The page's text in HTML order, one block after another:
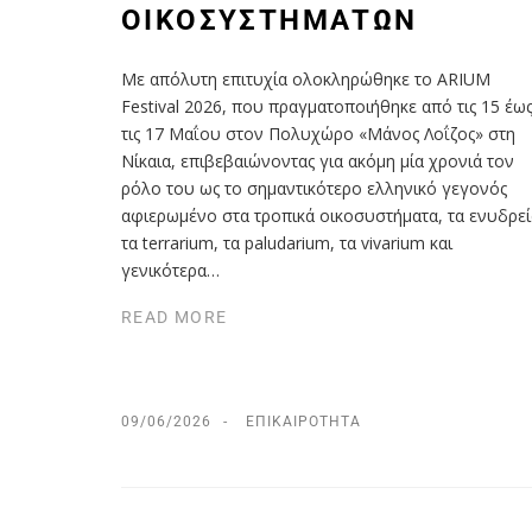
ΟΙΚΟΣΥΣΤΗΜΆΤΩΝ
Με απόλυτη επιτυχία ολοκληρώθηκε το ARIUM
Festival 2026, που πραγματοποιήθηκε από τις 15 έως
τις 17 Μαΐου στον Πολυχώρο «Μάνος Λοΐζος» στη
Νίκαια, επιβεβαιώνοντας για ακόμη μία χρονιά τον
ρόλο του ως το σημαντικότερο ελληνικό γεγονός
αφιερωμένο στα τροπικά οικοσυστήματα, τα
τα terrarium, τα paludarium, τα vivarium και
γενικότερα…
READ MORE
09/06/2026 ΕΠΙΚΑΙΡΌΤΗΤΑ